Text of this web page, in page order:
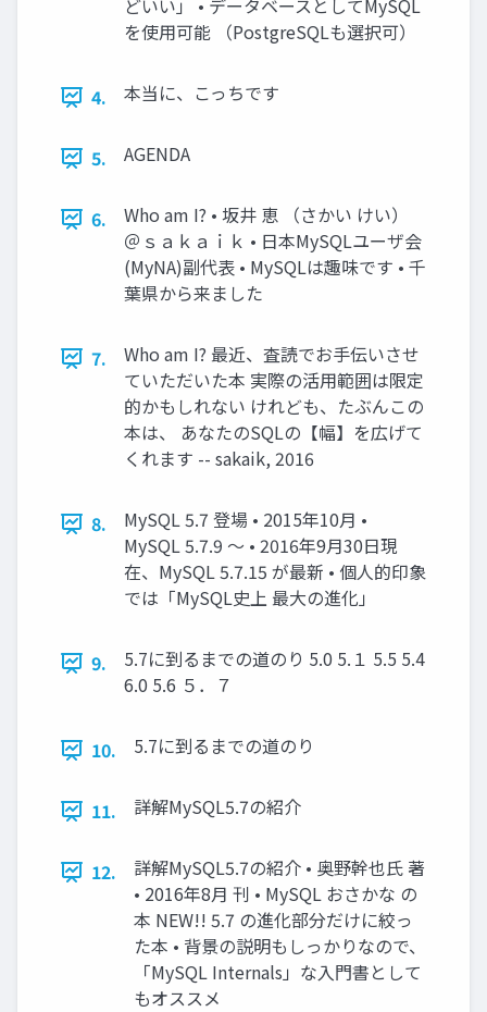
どいい」 • データベースとしてMySQL
を使用可能 （PostgreSQLも選択可）
4. 本当に、こっちです
5. AGENDA
6.
Who am I? • 坂井 恵 （さかい けい）
＠ｓａｋａｉｋ • 日本MySQLユーザ会
(MyNA)副代表 • MySQLは趣味です • 千
葉県から来ました
7.
Who am I? 最近、査読でお手伝いさせ
ていただいた本 実際の活用範囲は限定
的かもしれない けれども、たぶんこの
本は、 あなたのSQLの【幅】を広げて
くれます -- sakaik, 2016
8.
MySQL 5.7 登場 • 2015年10月 •
MySQL 5.7.9 ～ • 2016年9月30日現
在、MySQL 5.7.15 が最新 • 個人的印象
では「MySQL史上 最大の進化」
9.
5.7に到るまでの道のり 5.0 5.１ 5.5 5.4
6.0 5.6 ５．７
10. 5.7に到るまでの道のり
11. 詳解MySQL5.7の紹介
12.
詳解MySQL5.7の紹介 • 奥野幹也氏 著
• 2016年8月 刊 • MySQL おさかな の
本 NEW!! 5.7 の進化部分だけに絞っ
た本 • 背景の説明もしっかりなので、
「MySQL Internals」な入門書として
もオススメ